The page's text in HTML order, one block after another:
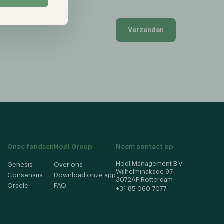
Verzenden
Onze fondsen
Genesis
Consensus
Oracle
Hodl Group
Over ons
Download onze app
FAQ
Neem contact op
Hodl Management B.V.
Wilhelminakade 97
3072AP Rotterdam
+31 85 060 7077